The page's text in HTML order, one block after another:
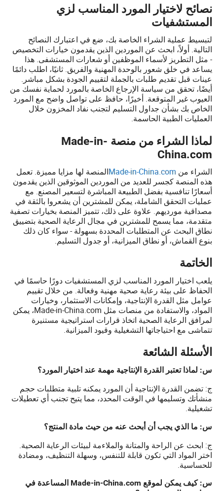
نصائح لاختيار المورد المناسب لزي
المستشفيات
لتبسيط عملية الشراء الخاصة بك، ضع في اعتبارك النصائح
التالية. أولاً، ابحث عن الموردين الذين يقدمون خيارات التخصيص
- مثل التطريز لأسماء الموظفين أو شعارات المستشفى. هذا
يساعد في خلق شعور بالوحدة المهنية والفريق. ثانيًا، اطلب دائمًا
عينات قبل تقديم طلبات بالجملة لتقييم الجودة بشكل مباشر.
أيضًا، تحقق من سياسة الإرجاع الخاصة بالمورد لحماية نفسك من
العيوب غير المتوقعة. أخيرًا، حافظ على تواصل واضح مع المورد
الخاص بك بشأن جداول التسليم لتجنب نفاد المخزون خلال
العمليات الطبية الحاسمة.
لماذا الشراء من منصة Made-in-
China.com
الشراء من Made-in-China.comالمنصة لها مزايا مميزة. تعمل
هذه المنصة كجسر للعديد من الموردين الموثوقين الذين يقدمون
أسعارًا تنافسية بفضل الطبيعة المباشرة لتسعير المصنع. مع
عمليات التحقق الشاملة، يمكن للمشترين أن يشعروا بالثقة في
مصداقية مورديهم. علاوة على ذلك، تتميز المنصة بخيارات تصفية
متقدمة، مما يسمح للمشترين في مجال الرعاية الصحية بتضييق
نطاق البحث عن المتطلبات المحددة بسهولة - سواء كان ذلك
بنوع القماش، أو نطاق الميزانية، أو جدول التسليم.
الخاتمة
يلعب اختيار المورد المناسب لزي المستشفيات دورًا حاسمًا في
الحفاظ على بيئة رعاية صحية مهنية وفعالة. من خلال تقييم
عوامل مثل القدرة الإنتاجية، وإمكانات الاستثمار، وخيارات
المواد، والاستفادة من منصات مثل Made-in-China.com، يمكن
لمرافق الرعاية الصحية اتخاذ قرارات استراتيجية مستنيرة
تتماشى مع احتياجاتها التشغيلية وقيود الميزانية.
الأسئلة الشائعة
س: لماذا تعتبر القدرة الإنتاجية مهمة عند اختيار المورد؟
ج: تضمن القدرة الإنتاجية أن المورد يمكنه تلبية متطلبات حجم
منشأتك وتسليمها في الوقت المحدد، مما يتيح تجنب أي تعطيلات
تشغيلية.
س: ما الذي يجب أن أبحث عنه من حيث مادة المنتج؟
ج: ابحث عن الراحة والمتانة والملاءمة لبيئات الرعاية الصحية.
اختر المواد التي تكون قابلة للتنفس، وسهلة التنظيف، ومضادة
للحساسية.
س: كيف يمكن لموقع Made-in-China.com المساعدة في